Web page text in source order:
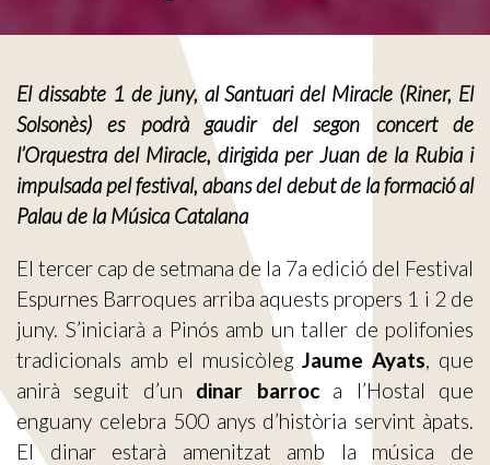
El dissabte 1 de juny, al Santuari del Miracle (Riner, El
Solsonès) es podrà gaudir del segon concert de
l’Orquestra del Miracle, dirigida per Juan de la Rubia i
impulsada pel festival, abans del debut de la formació al
Palau de la Música Catalana
El tercer cap de setmana de la 7a edició del Festival
Espurnes Barroques arriba aquests propers 1 i 2 de
juny. S’iniciarà a Pinós amb un taller de polifonies
tradicionals amb el musicòlegJaume Ayats, que
anirà seguit d’un dinar barroca l’Hostal que
enguany celebra 500 anys d’història servint àpats.
El dinar estarà amenitzat amb la música de